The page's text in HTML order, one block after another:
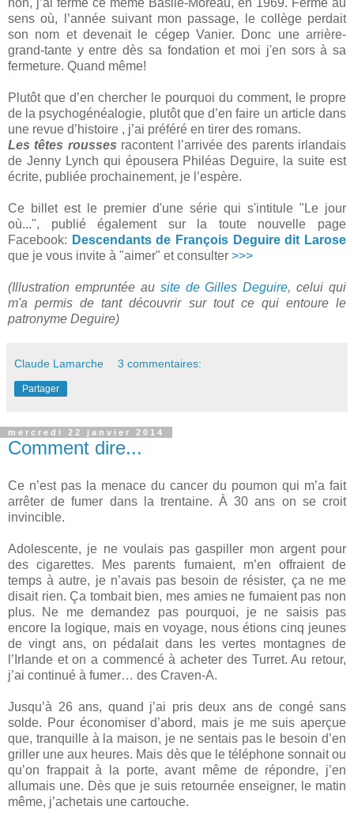
sens où, l’année suivant mon passage, le collège perdait
son nom et devenait le cégep Vanier. Donc une arrière-
grand-tante y entre dès sa fondation et moi j'en sors à sa
fermeture. Quand même!
Plutôt que d’en chercher le pourquoi du comment, le propre
de la psychogénéalogie, plutôt que d’en faire un article dans
une revue d’histoire , j’ai préféré en tirer des romans.
Les têtes rousses racontent l’arrivée des parents irlandais
de Jenny Lynch qui épousera Philéas Deguire, la suite est
écrite, publiée prochainement, je l’espère.
Ce billet est le premier d'une série qui s'intitule "Le jour
où...", publié également sur la toute nouvelle page
Facebook: Descendants de François Deguire dit Larose
que je vous invite à "aimer" et consulter >>>
(Illustration empruntée ausite de Gilles Deguire, celui qui
m'a permis de tant découvrir sur tout ce qui entoure le
patronyme Deguire)
Claude Lamarche 3 commentaires:
Partager
mercredi 22 janvier 2014
Comment dire...
Ce n’est pas la menace du cancer du poumon qui m’a fait
arrêter de fumer dans la trentaine. À 30 ans on se croit
invincible.
Adolescente, je ne voulais pas gaspiller mon argent pour
des cigarettes. Mes parents fumaient, m’en offraient de
temps à autre, je n’avais pas besoin de résister, ça ne me
disait rien. Ça tombait bien, mes amies ne fumaient pas non
plus. Ne me demandez pas pourquoi, je ne saisis pas
encore la logique, mais en voyage, nous étions cinq jeunes
de vingt ans, on pédalait dans les vertes montagnes de
l’Irlande et on a commencé à acheter des Turret. Au retour,
j’ai continué à fumer… des Craven-A.
Jusqu’à 26 ans, quand j’ai pris deux ans de congé sans
solde. Pour économiser d’abord, mais je me suis aperçue
que, tranquille à la maison, je ne sentais pas le besoin d’en
griller une aux heures. Mais dès que le téléphone sonnait ou
qu’on frappait à la porte, avant même de répondre, j’en
allumais une. Dès que je suis retournée enseigner, le matin
même, j’achetais une cartouche.